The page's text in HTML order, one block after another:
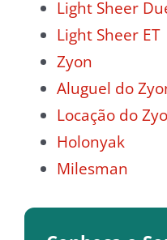
Light Sheer
Light Sheer ET
Zyon
Aluguel do
Locação do
Holonyak
Milesman